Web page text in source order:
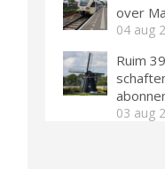
over
04 aug
Ruim
03 aug